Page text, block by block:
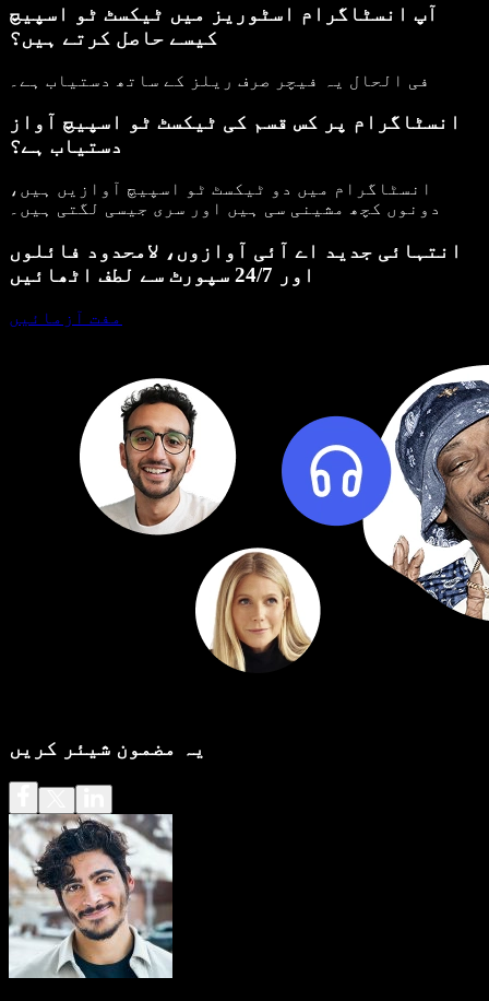
آپ انسٹاگرام اسٹوریز میں ٹیکسٹ ٹو اسپیچ
کیسے حاصل کرتے ہیں؟
فی الحال یہ فیچر صرف ریلز کے ساتھ دستیاب ہے۔
انسٹاگرام پر کس قسم کی ٹیکسٹ ٹو اسپیچ آواز
دستیاب ہے؟
انسٹاگرام میں دو ٹیکسٹ ٹو اسپیچ آوازیں ہیں،
دونوں کچھ مشینی سی ہیں اور سری جیسی لگتی ہیں۔
انتہائی جدید اے آئی آوازوں، لامحدود فائلوں
اور 24/7 سپورٹ سے لطف اٹھائیں
مفت آزمائیں
یہ مضمون شیئر کریں